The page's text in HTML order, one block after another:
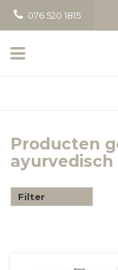
076 520 1815
Producten
Filter